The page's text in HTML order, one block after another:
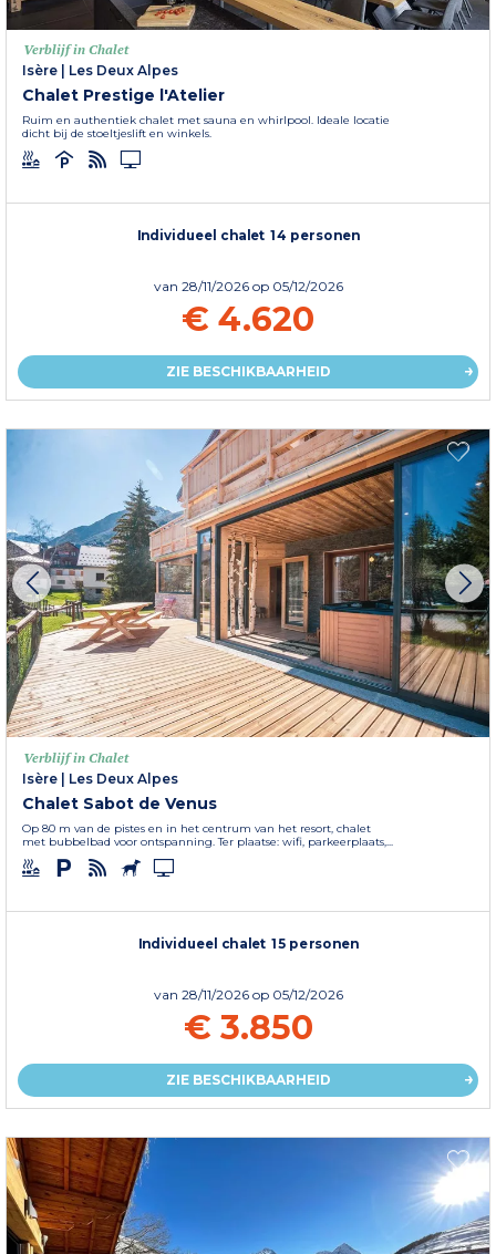
Verblijf in Chalet
Isère
Les Deux Alpes
Chalet Prestige l'Atelier
Ruim en authentiek chalet met sauna en whirlpool. Ideale locatie
dicht bij de stoeltjeslift en winkels.
Individueel chalet 14 personen
van 28/11/2026 op 05/12/2026
€ 4.620
ZIE BESCHIKBAARHEID
Verblijf in Chalet
Isère | Les Deux Alpes
Chalet Sabot de Venus
Op 80 m van de pistes en in het centrum van het resort, chalet
met bubbelbad voor ontspanning. Ter plaatse: wifi, parkeerplaats,...
Individueel chalet 15 personen
van 28/11/2026 op 05/12/2026
€ 3.850
ZIE BESCHIKBAARHEID